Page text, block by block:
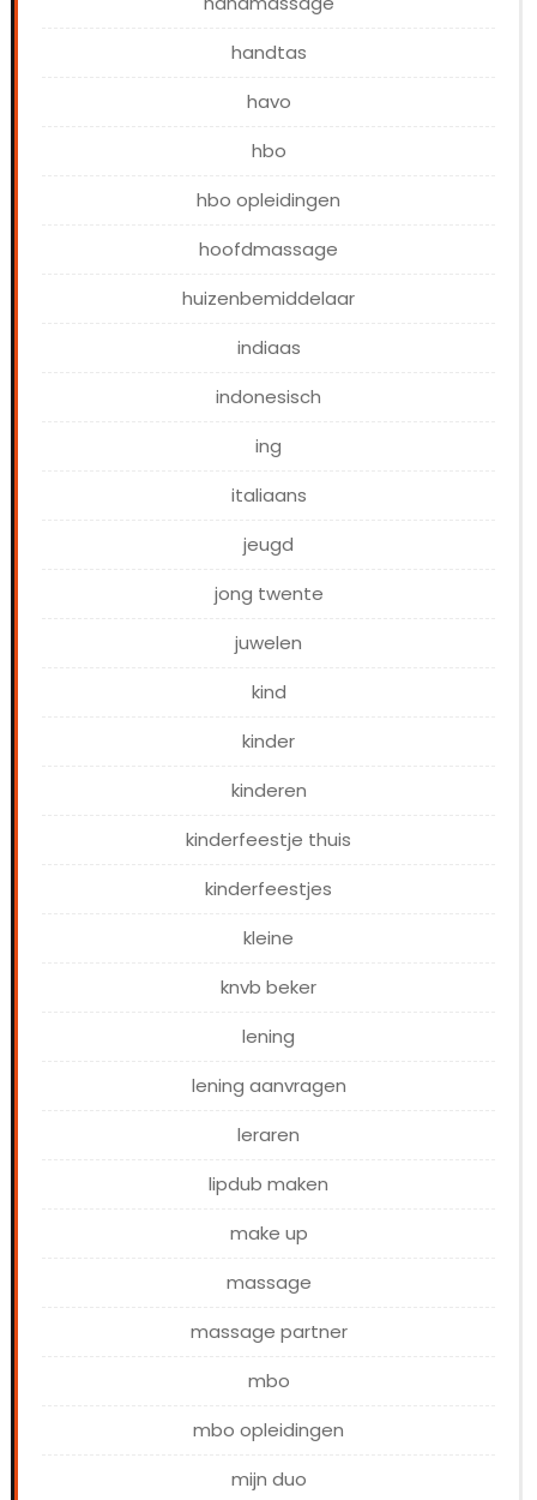
handtas
havo
hbo
hbo opleidingen
hoofdmassage
huizenbemiddelaar
indiaas
indonesisch
ing
italiaans
jeugd
jong twente
juwelen
kind
kinder
kinderen
kinderfeestje thuis
kinderfeestjes
kleine
knvb beker
lening
lening aanvragen
leraren
lipdub maken
make up
massage
massage partner
mbo
mbo opleidingen
mijn duo